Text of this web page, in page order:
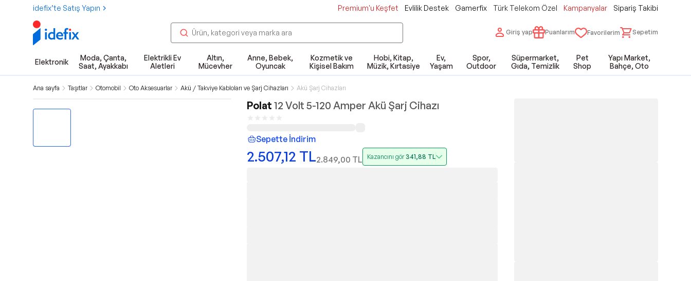
idefix’te Satış Yapın Premium'u Keşfet Evlilik Destek Gamerfix Türk Telekom Özel Kampanyalar Sipariş Takibi
Giriş yap Puanlarım Favorilerim Sepetim
Elektronik
Moda, Çanta,
Saat, Ayakkabı
Elektrikli Ev
Aletleri
Altın,
Mücevher
Anne, Bebek,
Oyuncak
Kozmetik ve
Kişisel Bakım
Hobi, Kitap,
Müzik, Kırtasiye
Ev,
Yaşam
Spor,
Outdoor
Süpermarket,
Gıda, Temizlik
Pet
Shop
Yapı Market,
Bahçe, Oto
Ana sayfa Taşıtlar Otomobil Oto Aksesuarlar Akü / Takviye Kabloları ve Şarj Cihazları Akü Şarj Cihazları
Polat 12 Volt 5-120 Amper Akü Şarj Cihazı
Sepette İndirim
2.507,12 TL2.849,00 TL Kazancını gör341,88 TL